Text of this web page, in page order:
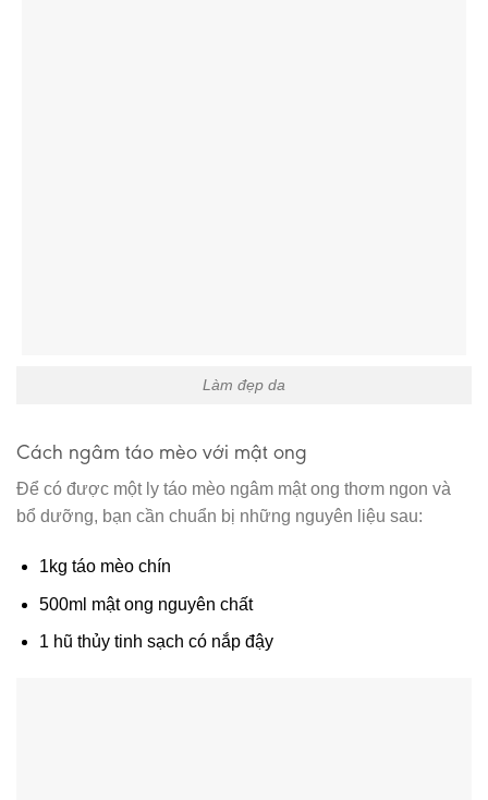
Làm đẹp da
Cách ngâm táo mèo với mật ong
Để có được một ly táo mèo ngâm mật ong thơm ngon và
bổ dưỡng, bạn cần chuẩn bị những nguyên liệu sau:
1kg táo mèo chín
500ml mật ong nguyên chất
1 hũ thủy tinh sạch có nắp đậy